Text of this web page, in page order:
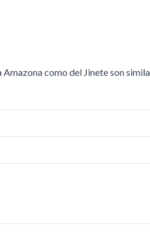
como del Jinete son